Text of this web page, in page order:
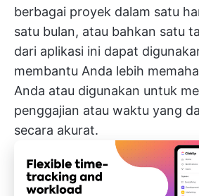
berbagai proyek dalam satu
satu bulan, atau bahkan satu
dari aplikasi ini dapat
membantu Anda lebih
Anda atau digunakan untuk
penggajian atau waktu yang
secara akurat.